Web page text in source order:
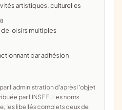
artistiques, culturelles
de loisirs multiples
par adhésion
par l'INSEE. Les noms
les libellés complets ceux de